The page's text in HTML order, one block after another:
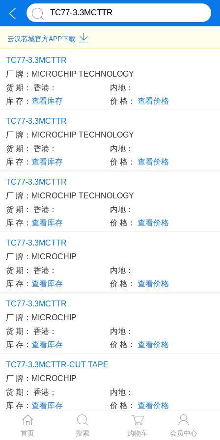
云汉芯城官方APP下载
TC77-3.3MCTTR
厂 牌： MICROCHIP TECHNOLOGY
货 期：
香港：
内地：
库 存： 查看库存 价 格： 查看价格
TC77-3.3MCTTR
厂 牌： MICROCHIP TECHNOLOGY
货 期：
香港：
内地：
库 存： 查看库存 价 格： 查看价格
TC77-3.3MCTTR
厂 牌： MICROCHIP TECHNOLOGY
货 期：
香港：
内地：
库 存： 查看库存 价 格： 查看价格
TC77-3.3MCTTR
厂 牌： MICROCHIP
货 期：
香港：
内地：
库 存： 查看库存 价 格： 查看价格
TC77-3.3MCTTR
厂 牌： MICROCHIP
货 期：
香港：
内地：
库 存： 查看库存 价 格： 查看价格
TC77-3.3MCTTR-CUT TAPE
厂 牌： MICROCHIP
货 期：
香港：
内地：
库 存： 查看库存 价 格： 查看价格
TC77-3.3MCTTR
首页 搜索 购物车 会员中心